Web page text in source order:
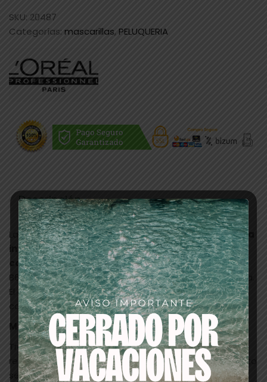
SKU: 20487
Categorías: mascarillas, PELUQUERIA
Descripción
Lamascarilla anti-rotura INFORCER nutre e hidrata
intensamente al mismo tiempo que fortalece tu
cabello.Fórmula fortificante enriquecida en vitamina
B6 y Biotina, para la reducción instantánea de la rotura.
El cabello es más resistente y más fuerte con el uso
continuo.
Modo de Empleo:
Trabajar uniformemente sobre el cabello húmedo,
recién lavado. Dejar actuar durante 5 minutos. El efecto
se puede intensificar si se aplica calor. Aclarar